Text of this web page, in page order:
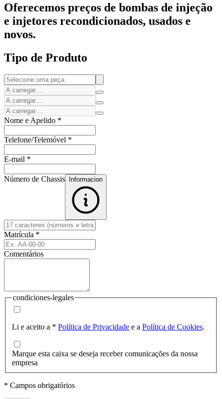
Oferecemos preços de bombas de injeção
e injetores recondicionados, usados e
novos.
Tipo de Produto
Nome e Apelido *
Telefone/Telemóvel *
E-mail *
Número de Chassis Informacion
Matrícula *
Comentários
condiciones-legales
Li e aceito a * Política de Privacidade e a Política de Cookies.
Marque esta caixa se deseja receber comunicações da nossa
empresa
* Campos obrigatórios